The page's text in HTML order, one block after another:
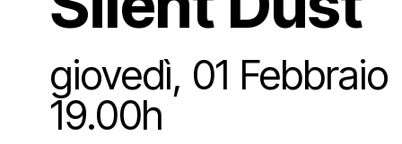
Lo
Agenda
giovedì, 01 Febbraio
19.00h